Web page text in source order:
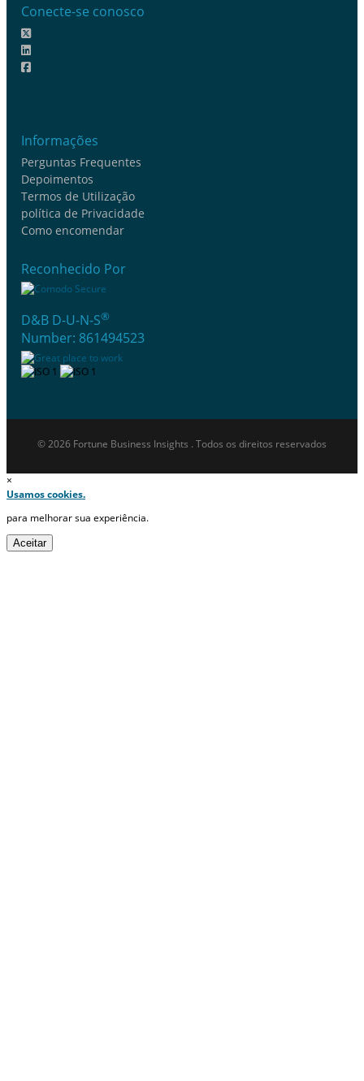
Conecte-se conosco
Informações
Perguntas Frequentes
Depoimentos
Termos de Utilização
política de Privacidade
Como encomendar
Reconhecido Por
D&B D-U-N-S®
Number: 861494523
© 2026 Fortune Business Insights . Todos os direitos reservados
×
Usamos cookies.
para melhorar sua experiência.
Aceitar